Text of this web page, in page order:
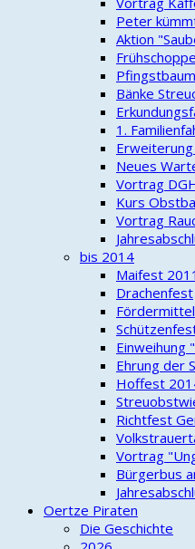
Peter
Aktion
Bänke
1.
Neues
Vortrag
Kurs
Vortrag
bis 2014
Maifest 2011
Drachenfest
Einweihung
Ehrung der
Hoffest
Richtfest
Vortrag
Bürgerbus
Oertze Piraten
Die Geschichte